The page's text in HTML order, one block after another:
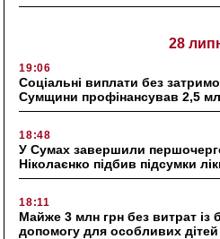
28
19:06
Соціальні виплати без
Сумщини профінансував 2,5
18:48
У Сумах завершили
Ніколаєнко підбив підсумки
18:11
Майже 3 млн грн без витрат
допомогу для особливих дітей